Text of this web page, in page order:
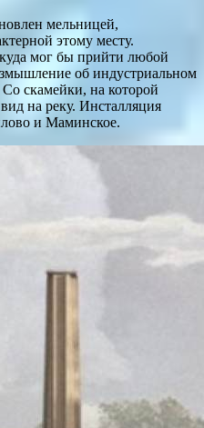
мельницей,
этому месту.
мог бы прийти любой
об индустриальном
скамейки, на которой
на реку. Инсталляция
и Маминское.